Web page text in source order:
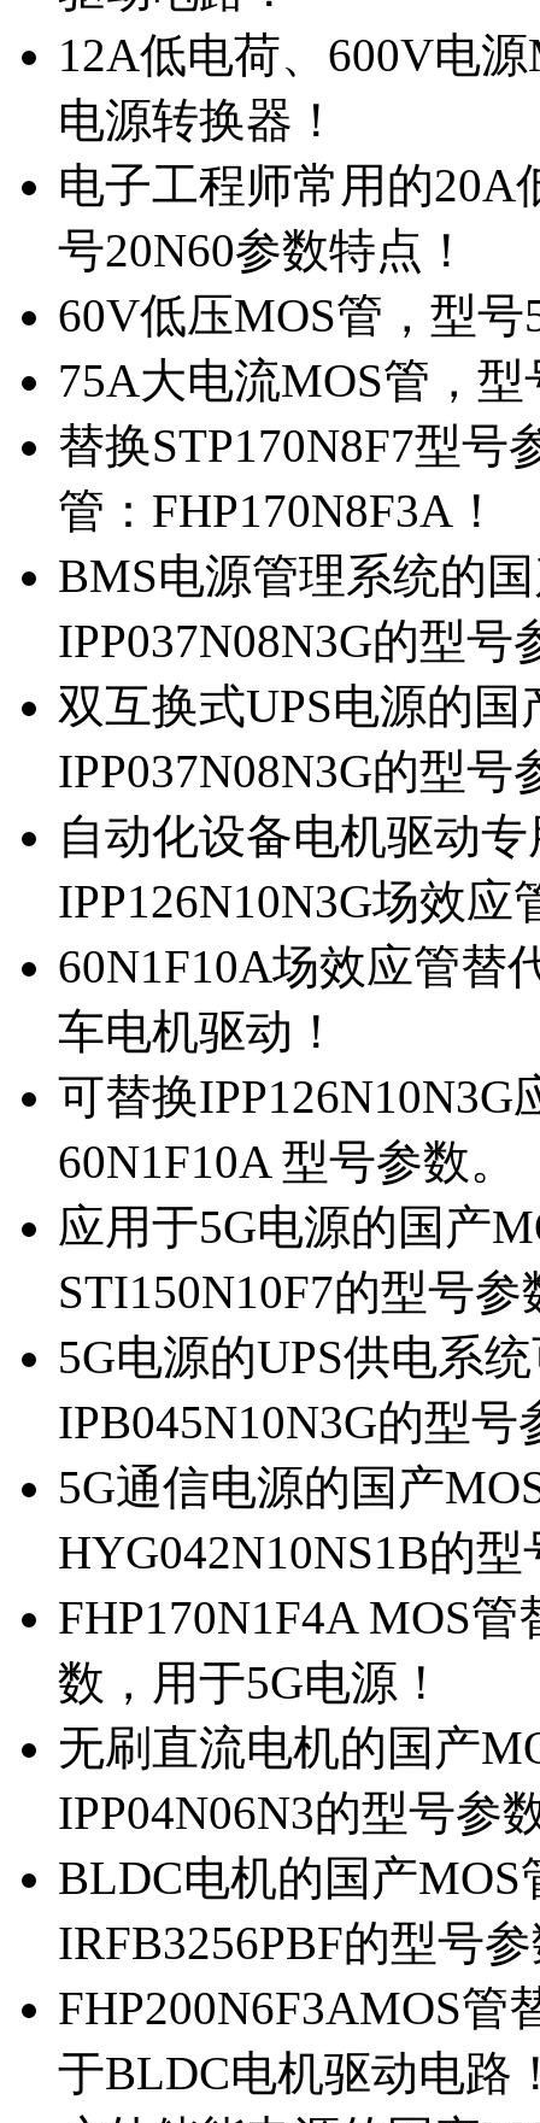
12A低电荷、600V电
电源转换器！
电子工程师常用的20A
号20N60参数特点！
60V低压MOS管，型
75A大电流MOS管，
替换STP170N8F7型
管：FHP170N8F3A！
BMS电源管理系统的
IPP037N08N3G的型号
双互换式UPS电源的
IPP037N08N3G的型号
自动化设备电机驱动
IPP126N10N3G场效应
60N1F10A场效应管替
车电机驱动！
可替换
60N1F10A 型号参数。
应用于5G电源的国产
STI150N10F7的型号参
5G电源的UPS供电系
IPB045N10N3G的型号
5G通信电源的国产
HYG042N10NS1B的
FHP170N1F4A MOS
数，用于5G电源！
无刷直流电机的国产
IPP04N06N3的型号参
BLDC电机的国产MOS
IRFB3256PBF的型号
FHP200N6F3AMOS管
于BLDC电机驱动电路